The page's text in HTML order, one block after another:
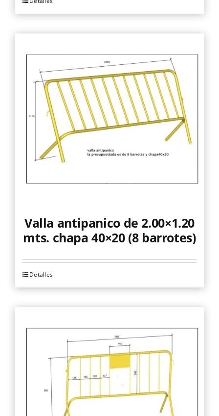
Valla antipanico de 2.00×1.20
mts. chapa 40×20 (8 barrotes)
Detalles